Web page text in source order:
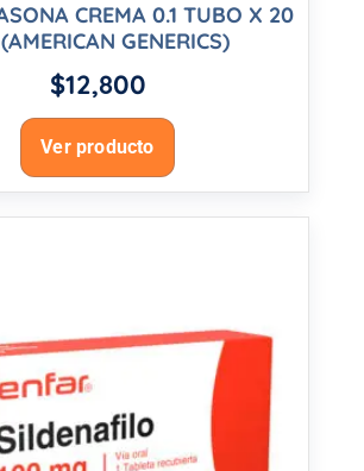
CREMA 0.1 TUBO X 20
GENERICS)
$12,800
Ver producto